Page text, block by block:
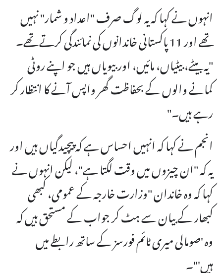
انہوں نے کہا کہ یہ لوگ صرف "اعداد و شمار" نہیں
تھے اور 11 پاکستانی خاندانوں کی نمائندگی کرتے تھے۔
"یہ بیٹے، بیٹیاں، مائیں، اور بیویاں ہیں جو اپنے روٹی
کمانے والوں کے بحفاظت گھر واپس آنے کا انتظار کر
رہے ہیں۔"
انجم نے کہا کہ انہیں احساس ہے کہ پیچیدگیاں ہیں اور
یہ کہ "ان چیزوں میں وقت لگتا ہے"، لیکن انہوں نے
کہا کہ وہ خاندان "وزارت خارجہ کے عمومی، کبھی
کبھار کے بیان سے ہٹ کر جواب کے مستحق ہیں کہ
وہ 'صومالی میری ٹائم فورسز کے ساتھ رابطے میں
ہیں'"۔